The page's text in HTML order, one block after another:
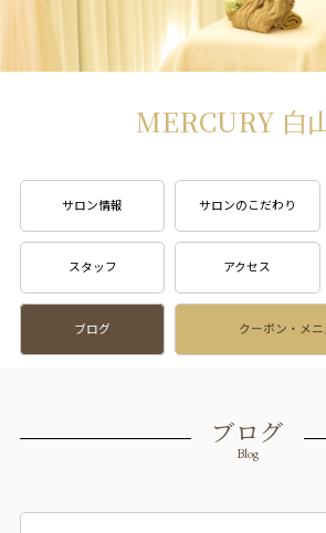
MERCURY 白
サロン情報 サロンのこだわり
スタッフ アクセス
ブログ クーポン・メ
ブログ
Blog